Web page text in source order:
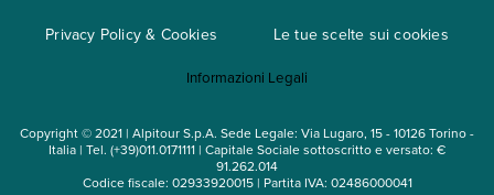
Mappa del sito
Privacy Policy & Cookies Le tue scelte sui cookies
Informazioni Legali
Copyright © 2021 | Alpitour S.p.A. Sede Legale: Via Lugaro, 15 - 10126 Torino -
Italia | Tel. (+39)011.0171111 | Capitale Sociale sottoscritto e versato: €
91.262.014
Codice fiscale: 02933920015 | Partita IVA: 02486000041